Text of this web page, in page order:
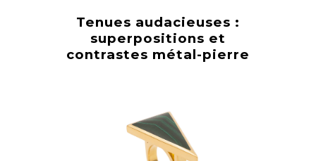
Tenues audacieuses :
superpositions et
contrastes métal-pierre